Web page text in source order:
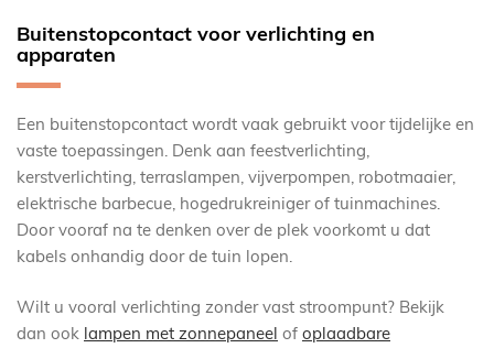
Buitenstopcontact voor verlichting en
apparaten
Een buitenstopcontact wordt vaak gebruikt voor tijdelijke en
vaste toepassingen. Denk aan feestverlichting,
kerstverlichting, terraslampen, vijverpompen, robotmaaier,
elektrische barbecue, hogedrukreiniger of tuinmachines.
Door vooraf na te denken over de plek voorkomt u dat
kabels onhandig door de tuin lopen.
Wilt u vooral verlichting zonder vast stroompunt? Bekijk
dan ook lampen met zonnepaneel of oplaadbare